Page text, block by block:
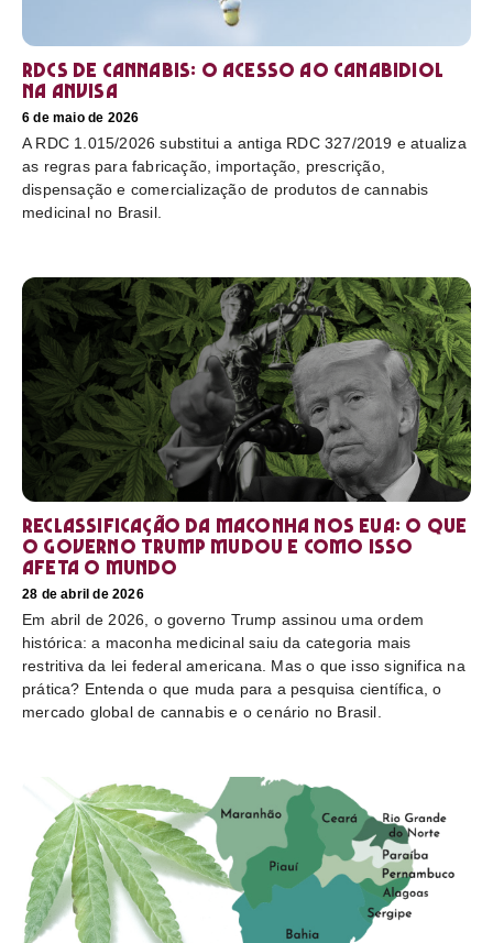
RDCs de cannabis: o acesso ao canabidiol
na Anvisa
6 de maio de 2026
A RDC 1.015/2026 substitui a antiga RDC 327/2019 e atualiza
as regras para fabricação, importação, prescrição,
dispensação e comercialização de produtos de cannabis
medicinal no Brasil.
Reclassificação da maconha nos EUA: o que
o governo Trump mudou e como isso
afeta o mundo
28 de abril de 2026
Em abril de 2026, o governo Trump assinou uma ordem
histórica: a maconha medicinal saiu da categoria mais
restritiva da lei federal americana. Mas o que isso significa na
prática? Entenda o que muda para a pesquisa científica, o
mercado global de cannabis e o cenário no Brasil.